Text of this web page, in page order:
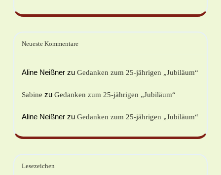
Neueste Kommentare
Aline Neißner zu Gedanken zum 25-jährigen „Jubiläum“
Sabine zu Gedanken zum 25-jährigen „Jubiläum“
Aline Neißner zu Gedanken zum 25-jährigen „Jubiläum“
Lesezeichen